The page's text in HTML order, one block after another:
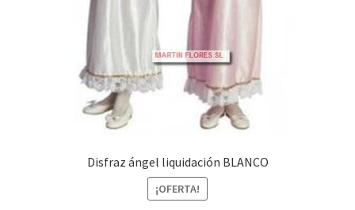
Disfraz ángel liquidación BLANCO
¡OFERTA!